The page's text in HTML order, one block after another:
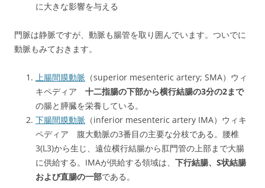
に大きな影響を与える
門脈は静脈ですが、動脈も腸管を取り囲んでいます。ついでに
動脈もみておきます。
上腸間膜動脈 （superior mesenteric artery; SMA）ウィ
キペディア 十二指腸の下部から横行結腸の3分の2まで
の腸と膵臓を栄養している。
下腸間膜動脈 （inferior mesenteric artery IMA）ウィキ
ペディア 腹大動脈の3番目の主要な分枝である。腰椎
3(L3)から生じ、遠位横行結腸から肛門管の上部まで大腸
に供給する。IMAが供給する領域は、 下行結腸、S状結腸
および直腸の一部である。